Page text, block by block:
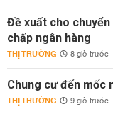
Đề xuất cho
chấp ngân hàng
THỊ TRƯỜNG 8 giờ trước
Chung cư đến mốc
THỊ TRƯỜNG 9 giờ trước